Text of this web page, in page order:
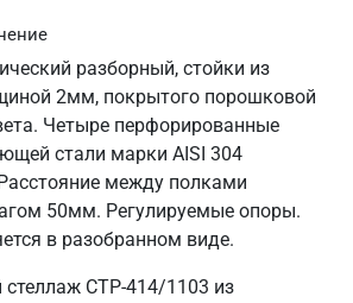
разборный, стойки из
2мм, покрытого порошковой
Четыре перфорированные
стали марки AISI 304
между полками
50мм. Регулируемые опоры.
в разобранном виде.
СТР-414/1103 из